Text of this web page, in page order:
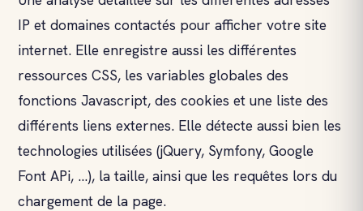
IP et domaines contactés pour afficher votre site
internet. Elle enregistre aussi les différentes
ressources CSS, les variables globales des
fonctions Javascript, des cookies et une liste des
différents liens externes. Elle détecte aussi bien les
technologies utilisées (jQuery, Symfony, Google
Font APi, ...), la taille, ainsi que les requêtes lors du
chargement de la page.